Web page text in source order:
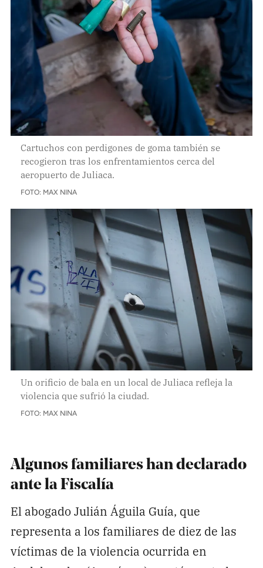
Cartuchos con perdigones de goma también se
recogieron tras los enfrentamientos cerca del
aeropuerto de Juliaca.
FOTO: MAX NINA
Un orificio de bala en un local de Juliaca refleja la
violencia que sufrió la ciudad.
FOTO: MAX NINA
Algunos familiares han declarado
ante la Fiscalía
El abogado Julián Águila Guía, que
representa a los familiares de diez de las
víctimas de la violencia ocurrida en